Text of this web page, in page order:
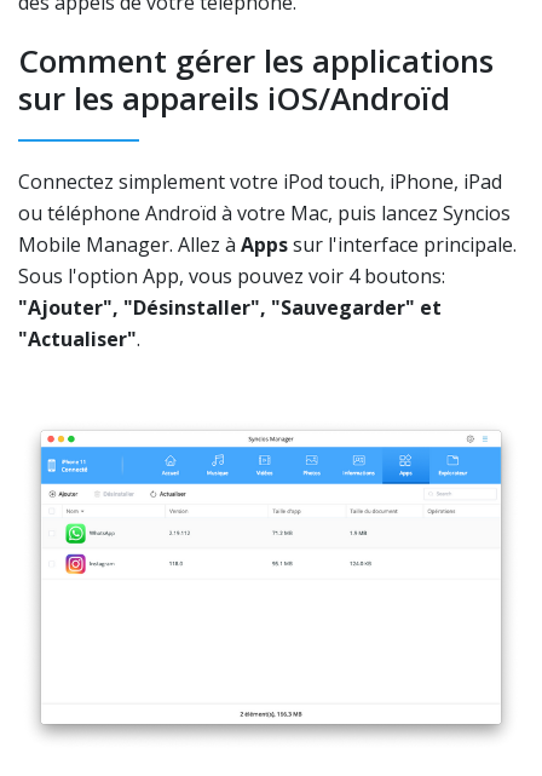
Comment gérer les applications
sur les appareils iOS/Androïd
Connectez simplement votre iPod touch, iPhone, iPad
ou téléphone Androïd à votre Mac, puis lancez Syncios
Mobile Manager. Allez à Appssur l'interface principale.
Sous l'option App, vous pouvez voir 4 boutons:
"Ajouter", "Désinstaller", "Sauvegarder" et
"Actualiser".